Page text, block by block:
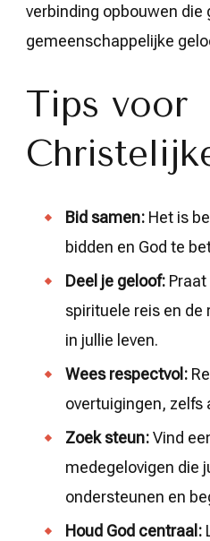
verbinding opbouwen die
gemeenschappelijke
Tips voor
Bid samen: Het is
bidden en God te
Deel je geloof:
spirituele reis en de
in jullie leven.
Wees respectvol:
overtuigingen, zelfs
Zoek steun:Vind
medegelovigen die
ondersteunen en
Houd God centraal: